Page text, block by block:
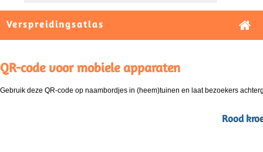
Verspreidingsatlas
QR-code voor mobiele apparaten
Gebruik deze QR-code op naambordjes in (heem)tuinen en laat bezoekers
Rood